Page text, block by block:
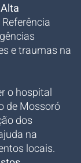
Referência
e traumas na
o hospital
de Mossoró
dos
na
locais.